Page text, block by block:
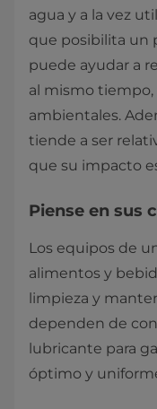
agua y a la vez
que posibilita un
puede ayudar a
al mismo
ambientales.
tiende a ser
que su impacto
Piense en sus
Los equipos de
alimentos y
limpieza y
dependen de
lubricante para
óptimo y